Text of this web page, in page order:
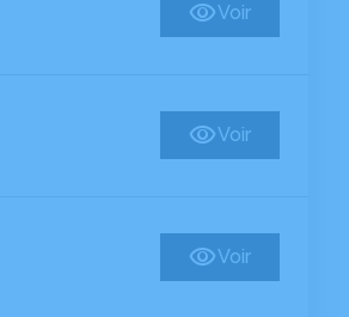
Voir
Voir
Voir